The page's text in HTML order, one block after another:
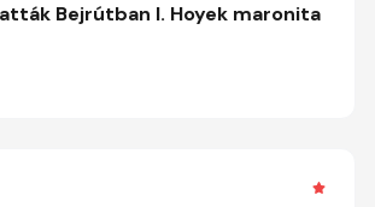
Bejrútban I. Hoyek maronita